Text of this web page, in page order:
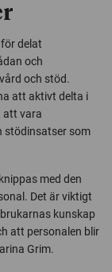
delat
och
och stöd.
att aktivt delta i
att vara
stödinsatser som
med den
Det är viktigt
kunskap
att personalen blir
Grim.